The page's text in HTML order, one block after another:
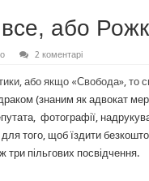
або
2 коментарі
або якщо «Свобода»,
(знаним як адвокат
фотографії,
того, щоб їздити
три пільгових посвідчення.